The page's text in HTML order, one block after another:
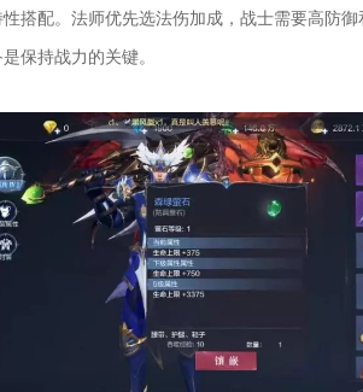
搭配。法师优先选法伤加成，战士需要高防
保持战力的关键。